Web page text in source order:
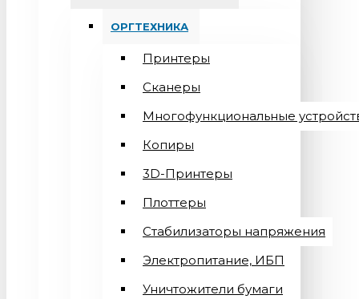
ОРГТЕХНИКА
Принтеры
Сканеры
Многофункциональные
Копиры
3D-Принтеры
Плоттеры
Стабилизаторы напряжения
Электропитание, ИБП
Уничтожители бумаги